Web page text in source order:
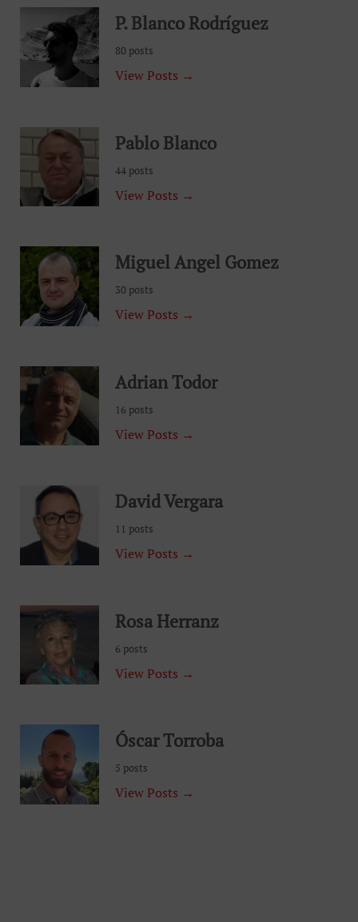
P. Blanco Rodríguez
80 posts
View Posts →
Pablo Blanco
44 posts
View Posts →
Miguel Angel Gomez
30 posts
View Posts →
Adrian Todor
16 posts
View Posts →
David Vergara
11 posts
View Posts →
Rosa Herranz
6 posts
View Posts →
Óscar Torroba
5 posts
View Posts →